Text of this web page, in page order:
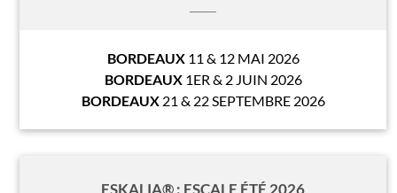
BORDEAUX 11 & 12 MAI 2026
BORDEAUX 1ER & 2 JUIN 2026
BORDEAUX 21 & 22 SEPTEMBRE 2026
ESKALIA® : ESCALE ÉTÉ 2026